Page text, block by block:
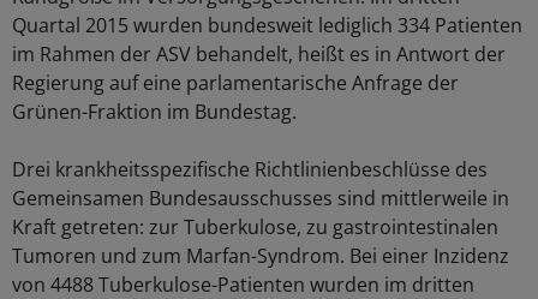
Quartal 2015 wurden bundesweit lediglich 334 Patienten
im Rahmen der ASV behandelt, heißt es in Antwort der
Regierung auf eine parlamentarische Anfrage der
Grünen-Fraktion im Bundestag.
Drei krankheitsspezifische Richtlinienbeschlüsse des
Gemeinsamen Bundesausschusses sind mittlerweile in
Kraft getreten: zur Tuberkulose, zu gastrointestinalen
Tumoren und zum Marfan-Syndrom. Bei einer Inzidenz
von 4488 Tuberkulose-Patienten wurden im dritten